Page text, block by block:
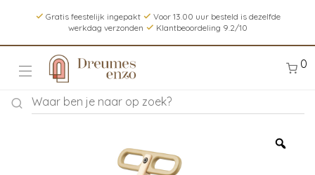
Gratis feestelijk ingepakt
Voor 13.00 uur besteld is dezelfde
werkdag verzonden
Klantbeoordeling 9.2/10
0